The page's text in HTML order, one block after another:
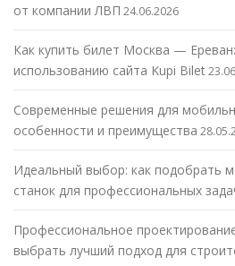
от компании ЛВП 24.06.2026
Как купить билет Москва —
использованию сайта Kupi Bilet
Современные решения для
особенности и преимущества
Идеальный выбор: как подобрать
станок для профессиональных
Профессиональное
выбрать лучший подход для